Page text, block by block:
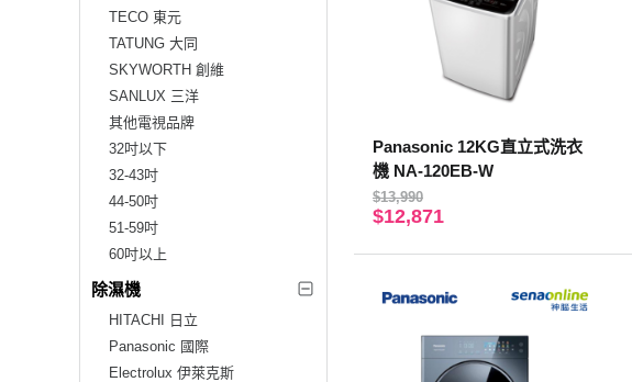
TECO 東元
TATUNG 大同
SKYWORTH 創維
SANLUX 三洋
其他電視品牌
32吋以下
32-43吋
44-50吋
51-59吋
60吋以上
除濕機
HITACHI 日立
Panasonic 國際
Electrolux 伊萊克斯
Panasonic 12KG直立式洗衣
機 NA-120EB-W
$13,990
$12,871